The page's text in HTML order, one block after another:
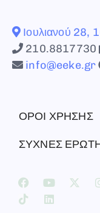
Ιουλιανού 28,
210.8817730
info@eeke.gr
ΟΡΟΙ ΧΡΗΣΗΣ
ΣΥΧΝΕΣ